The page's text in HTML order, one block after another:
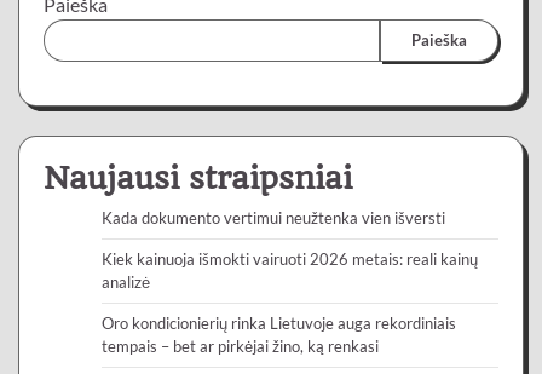
Paieška
Naujausi straipsniai
Kada dokumento vertimui neužtenka vien išversti
Kiek kainuoja išmokti vairuoti 2026 metais: reali kainų
analizė
Oro kondicionierių rinka Lietuvoje auga rekordiniais
tempais – bet ar pirkėjai žino, ką renkasi